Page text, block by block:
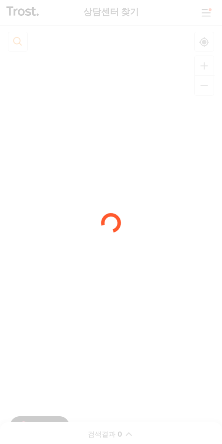
상담센터 찾기
검색결과 0